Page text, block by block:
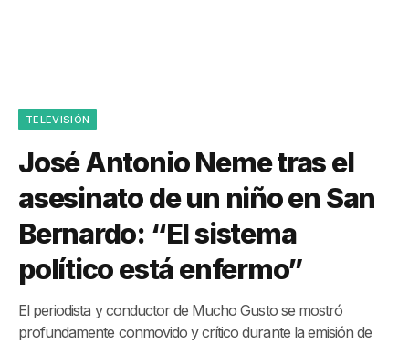
TELEVISIÓN
José Antonio Neme tras el
asesinato de un niño en San
Bernardo: “El sistema
político está enfermo”
El periodista y conductor de Mucho Gusto se mostró
profundamente conmovido y crítico durante la emisión de